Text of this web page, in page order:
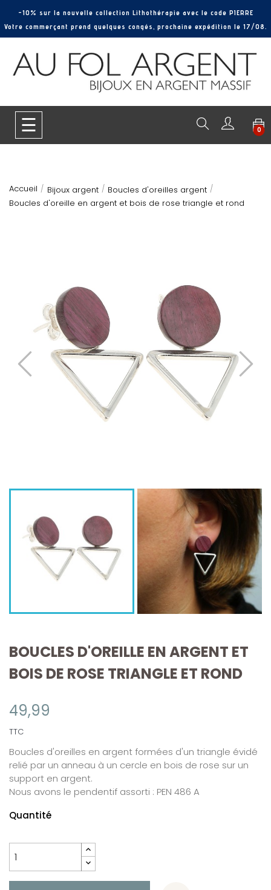
-10% sur la nouvelle collection Lithothérapie avec le code PIERRE
Votre commerçant prend quelques congés, prochaine expédition le 17/08.
Basculer
la
☰ 0
Accueil Bijoux argent
Boucles d'oreilles argent
Boucles d'oreille en argent et bois de rose triangle et rond
BOUCLES D'OREILLE EN ARGENT ET
BOIS DE ROSE TRIANGLE ET ROND
49,99
TTC
Boucles d'oreilles en argent formées d'un triangle évidé
relié par un anneau à un cercle en bois de rose sur un
support en argent.
Nous avons le pendentif assorti : PEN 486 A
Quantité